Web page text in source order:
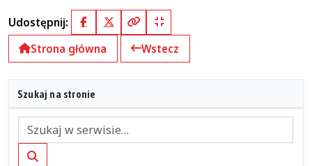
Udostępnij: FacebookX (Twitter)
Kopiuj pełny link
Kopiuj krótki link
Strona główna
Wstecz
Szukaj na stronie
Szukaj